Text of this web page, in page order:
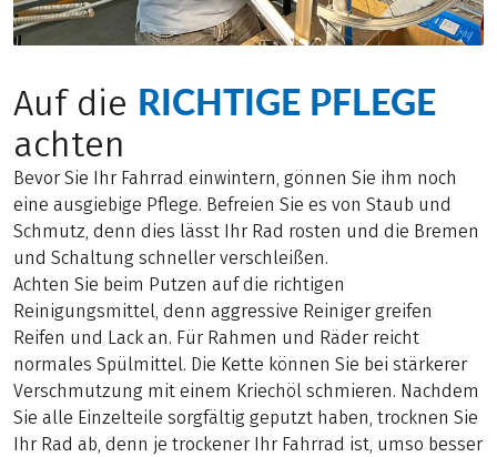
Auf die RICHTIGE PFLEGE
achten
Bevor Sie Ihr Fahrrad einwintern, gönnen Sie ihm noch
eine ausgiebige Pflege. Befreien Sie es von Staub und
Schmutz, denn dies lässt Ihr Rad rosten und die Bremen
und Schaltung schneller verschleißen.
Achten Sie beim Putzen auf die richtigen
Reinigungsmittel, denn aggressive Reiniger greifen
Reifen und Lack an. Für Rahmen und Räder reicht
normales Spülmittel. Die Kette können Sie bei stärkerer
Verschmutzung mit einem Kriechöl schmieren. Nachdem
Sie alle Einzelteile sorgfältig geputzt haben, trocknen Sie
Ihr Rad ab, denn je trockener Ihr Fahrrad ist, umso besser